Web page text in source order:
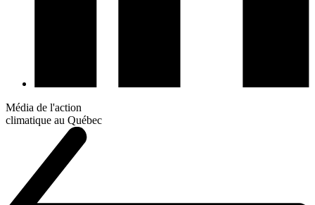
Média de l'action
climatique au Québec